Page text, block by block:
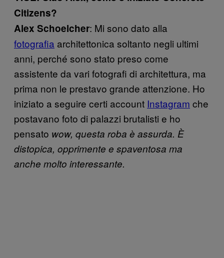
Citizens?
Alex Schoelcher: Mi sono dato alla
fotografia architettonica soltanto negli ultimi
anni, perché sono stato preso come
assistente da vari fotografi di architettura, ma
prima non le prestavo grande attenzione. Ho
iniziato a seguire certi account Instagram che
postavano foto di palazzi brutalisti e ho
pensato wow, questa roba è assurda. È
distopica, opprimente e spaventosa ma
anche molto interessante.